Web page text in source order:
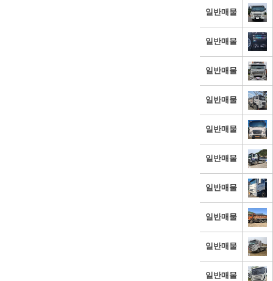
일반매물
일반매물
일반매물
일반매물
일반매물
일반매물
일반매물
일반매물
일반매물
일반매물